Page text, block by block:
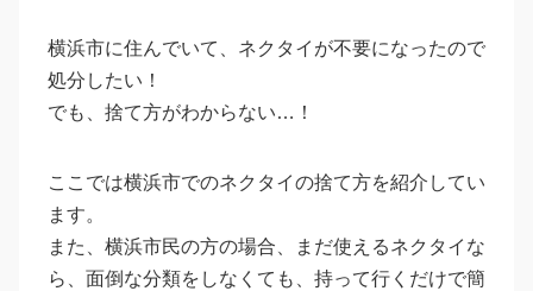
横浜市に住んでいて、ネクタイが不要になったので
処分したい！
でも、捨て方がわからない…！
ここでは横浜市でのネクタイの捨て方を紹介してい
ます。
また、横浜市民の方の場合、まだ使えるネクタイな
ら、面倒な分類をしなくても、持って行くだけで簡